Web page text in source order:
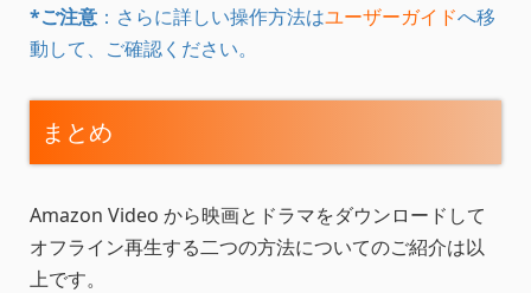
*ご注意 ：さらに詳しい操作方法はユーザーガイドへ移
動して、ご確認ください。
まとめ
Amazon Video から映画とドラマをダウンロードして
オフライン再生する二つの方法についてのご紹介は以
上です。